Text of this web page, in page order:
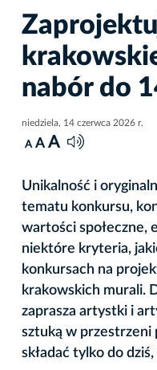
nabór do
niedziela, 14 czerwca 2026 r.
A A A
Unikalność i
tematu konkursu,
wartości społeczne,
niektóre kryteria,
konkursach na
krakowskich murali.
zaprasza artystki i
sztuką w przestrzeni
składać tylko do dziś,